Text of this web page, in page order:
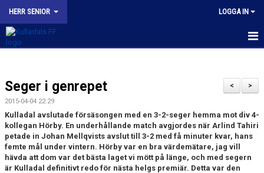
HERR SENIOR LOGGA IN
NYHETER
KALENDER
TRUPPEN
BILDGALLERI
>
<
Seger i genrepet
2015-04-04 22:29
Kulladal avslutade försäsongen med en 3-2-seger hemma mot div 4-
kollegan Hörby. En underhållande match avgjordes när Arlind Tahiri
petade in Johan Mellqvists avslut till 3-2 med få minuter kvar, hans
femte mål under vintern. Hörby var en bra värdemätare, jag vill
hävda att dom var det bästa laget vi mött på länge, och med segern
är Kulladal definitivt redo för nästa helgs premiär. Detta var den